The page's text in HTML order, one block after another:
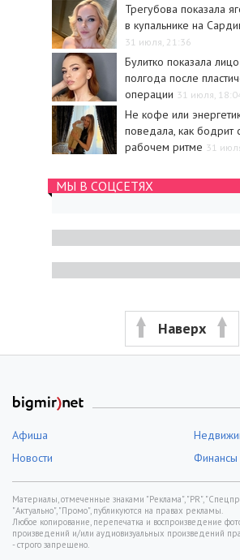
Трегубова показала
в купальнике на
31 июля, 21:36
Булитко показала
полгода после
операции 31 июля,
Не кофе или
поведала, как бодрит
рабочем ритме 31
МЫ В СОЦСЕТЯХ
Наверх
Афиша
Новости
Финансы
Материалы, отмеченные знаками "Реклама", "PR",
"Актуально", "Промо", публикуются на правах рекламы.
Любое копирование, перепечатка и воспроизведение
произведений и/или аудиовизуальных произведений
- строго запрещено.